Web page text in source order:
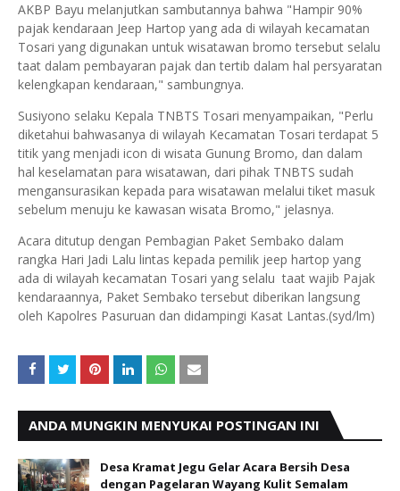
AKBP Bayu melanjutkan sambutannya bahwa "Hampir 90%
pajak kendaraan Jeep Hartop yang ada di wilayah kecamatan
Tosari yang digunakan untuk wisatawan bromo tersebut selalu
taat dalam pembayaran pajak dan tertib dalam hal persyaratan
kelengkapan kendaraan," sambungnya.
Susiyono selaku Kepala TNBTS Tosari menyampaikan, "Perlu
diketahui bahwasanya di wilayah Kecamatan Tosari terdapat 5
titik yang menjadi icon di wisata Gunung Bromo, dan dalam
hal keselamatan para wisatawan, dari pihak TNBTS sudah
mengansurasikan kepada para wisatawan melalui tiket masuk
sebelum menuju ke kawasan wisata Bromo," jelasnya.
Acara ditutup dengan Pembagian Paket Sembako dalam
rangka Hari Jadi Lalu lintas kepada pemilik jeep hartop yang
ada di wilayah kecamatan Tosari yang selalu taat wajib Pajak
kendaraannya, Paket Sembako tersebut diberikan langsung
oleh Kapolres Pasuruan dan didampingi Kasat Lantas.(syd/lm)
ANDA MUNGKIN MENYUKAI POSTINGAN INI
Desa Kramat Jegu Gelar Acara Bersih Desa
dengan Pagelaran Wayang Kulit Semalam